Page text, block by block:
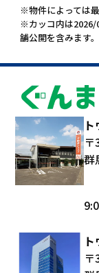
※物件によっては
※カッコ内は2026/
舗公開を含みます。
群